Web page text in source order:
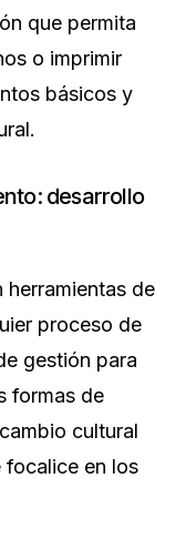
que permita
o imprimir
básicos y
desarrollo
herramientas de
proceso de
gestión para
formas de
cultural
focalice en los